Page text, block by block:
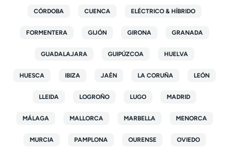
CÓRDOBA CUENCA ELÉCTRICO & HÍBRIDO
FORMENTERA GIJÓN GIRONA GRANADA
GUADALAJARA GUIPÚZCOA HUELVA
HUESCA IBIZA JAÉN LA CORUÑA LEÓN
LLEIDA LOGROÑO LUGO MADRID
MÁLAGA MALLORCA MARBELLA MENORCA
MURCIA PAMPLONA OURENSE OVIEDO